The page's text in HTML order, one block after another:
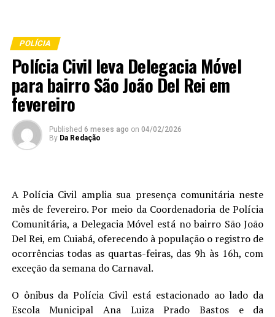
POLÍCIA
Polícia Civil leva Delegacia Móvel
para bairro São João Del Rei em
fevereiro
Published 6 meses ago on 04/02/2026
By Da Redação
A Polícia Civil amplia sua presença comunitária neste
mês de fevereiro. Por meio da Coordenadoria de Polícia
Comunitária, a Delegacia Móvel está no bairro São João
Del Rei, em Cuiabá, oferecendo à população o registro de
ocorrências todas as quartas-feiras, das 9h às 16h, com
exceção da semana do Carnaval.
O ônibus da Polícia Civil está estacionado ao lado da
Escola Municipal Ana Luiza Prado Bastos e da